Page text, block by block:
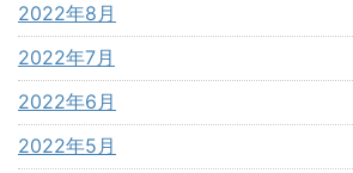
2022年8月
2022年7月
2022年6月
2022年5月